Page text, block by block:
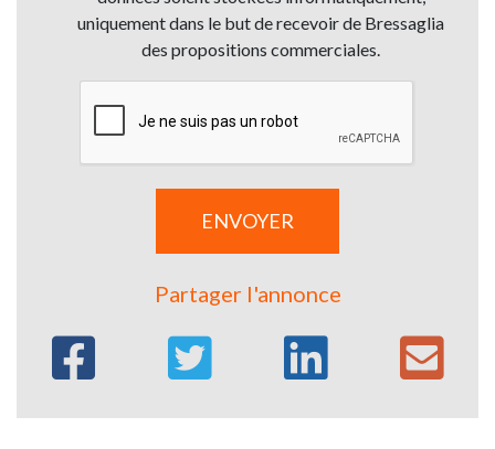
uniquement dans le but de recevoir de Bressaglia
des propositions commerciales.
Partager l'annonce